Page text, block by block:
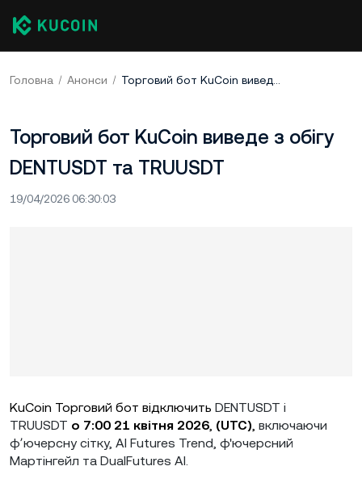
Головна Анонси Торговий бот KuCoin виведе з обігу DENTUSDT та TRUUSDT
Торговий бот KuCoin виведе з обігу
DENTUSDT та TRUUSDT
19/04/2026 06:30:03
KuCoin Торговий бот відключить DENTUSDT і
TRUUSDT о 7:00 21 квітня 2026, (UTC), включаючи
фʼючерсну сітку, AI Futures Trend, ф'ючерсний
Мартінгейл та DualFutures AI.